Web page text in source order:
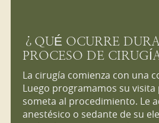
¿QUÉ OCURRE
PROCESO DE
La cirugía comienza con una
Luego programamos su visita
someta al procedimiento. Le
anestésico o sedante de su